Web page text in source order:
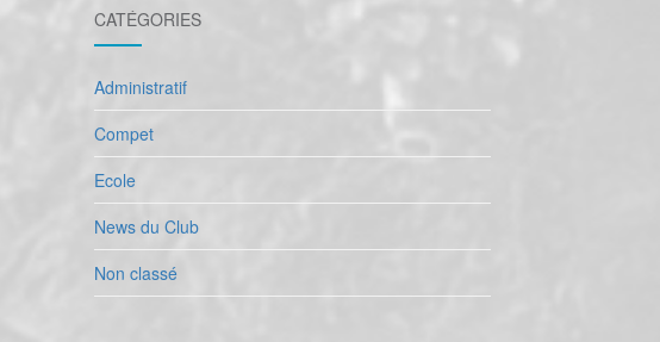
CATÉGORIES
Administratif
Compet
Ecole
News du Club
Non classé